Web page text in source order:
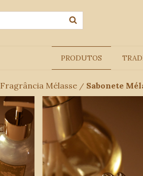
PRODUTOS
Fragrância Mélasse / Sabonete